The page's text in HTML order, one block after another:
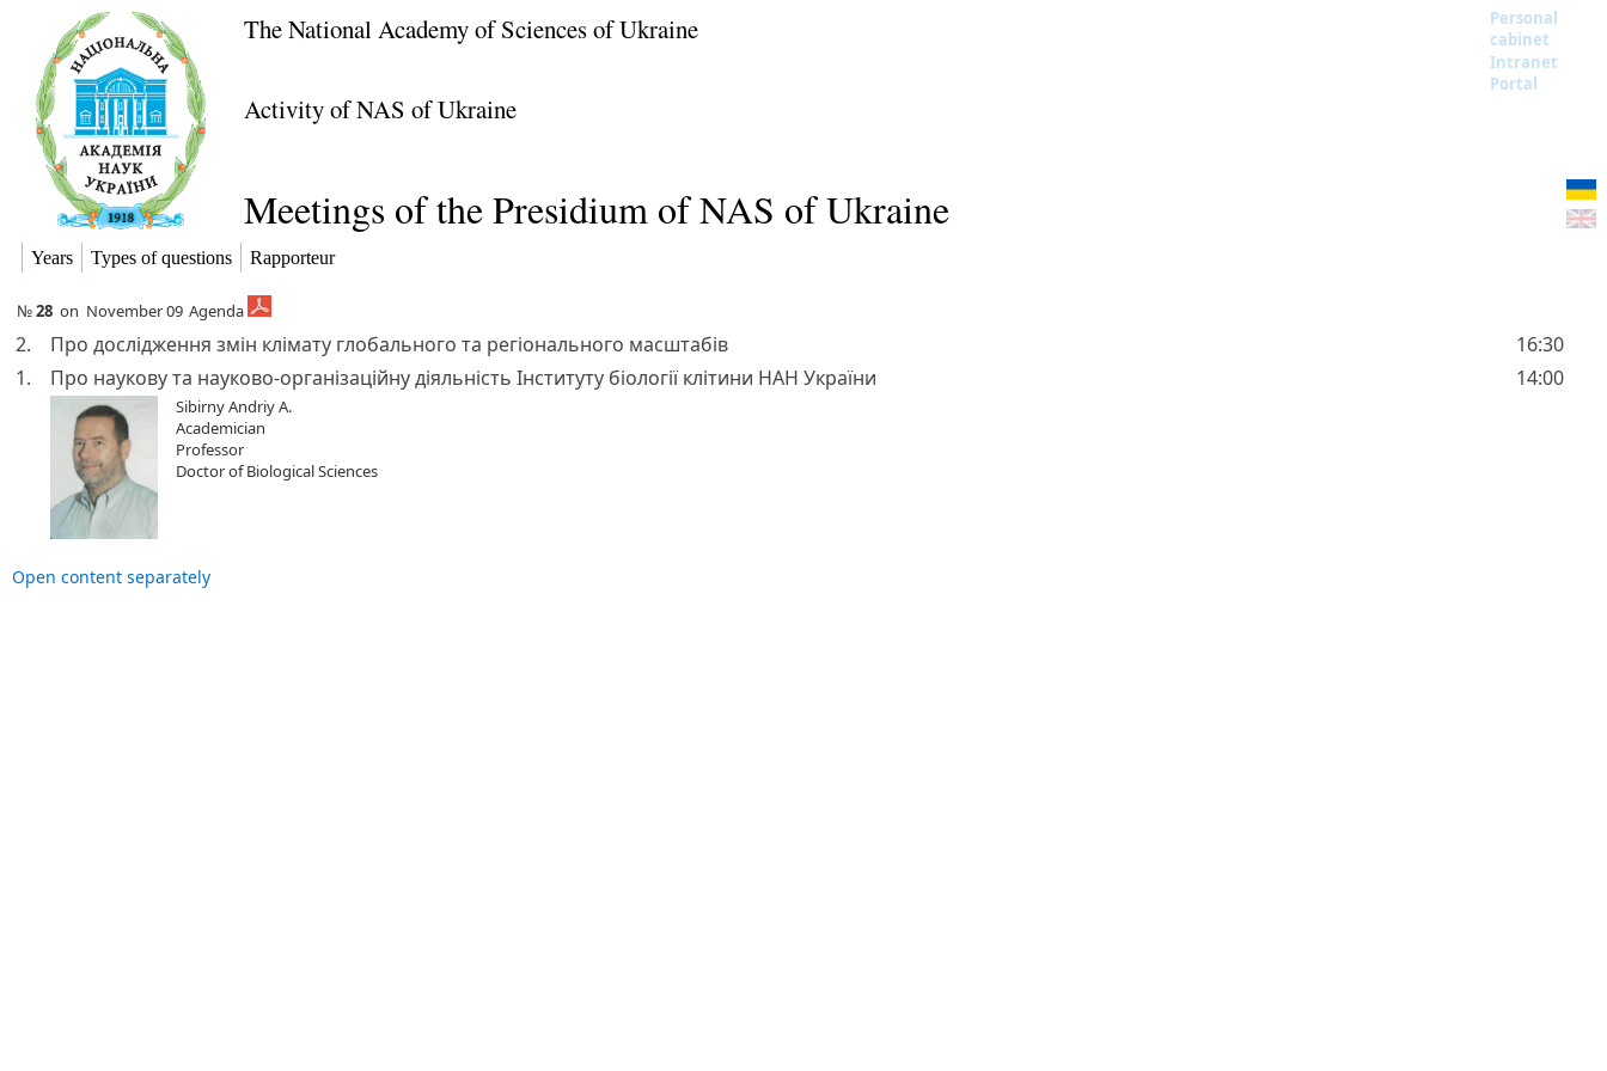
The National Academy of Sciences of Ukraine
Personal
cabinet
Intranet
Portal
Activity of NAS of Ukraine
Meetings of the Presidium of NAS of Ukraine
Years Types of questions Rapporteur
№28 on November 09 Agenda
2. Про дослідження змін клімату глобального та регіонального масштабів
16:30
1.
Про наукову та науково-організаційну діяльність Інституту біології клітини НАН України 14:00
Sibirny Andriy A.
Academician
Professor
Doctor of Biological Sciences
Open content separately